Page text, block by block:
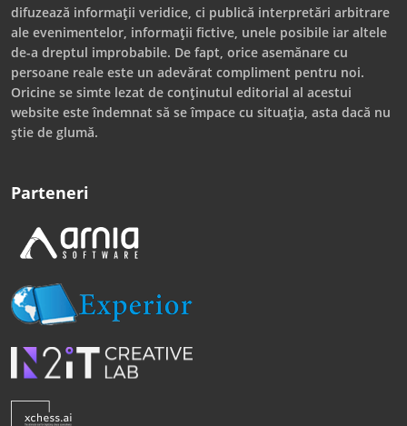
difuzează informații veridice, ci publică interpretări arbitrare
ale evenimentelor, informații fictive, unele posibile iar altele
de-a dreptul improbabile. De fapt, orice asemănare cu
persoane reale este un adevărat compliment pentru noi.
Oricine se simte lezat de conținutul editorial al acestui
website este îndemnat să se împace cu situația, asta dacă nu
știe de glumă.
Parteneri